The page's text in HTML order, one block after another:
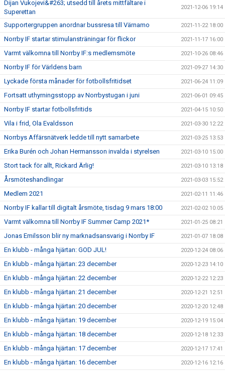
Dijan Vukojevi&#263; utsedd till årets mittfältare i
Superettan
2021-12-06 19:14
Supportergruppen anordnar bussresa till Värnamo 2021-11-22 18:00
Norrby IF startar stimulansträningar för flickor 2021-11-17 16:00
Varmt välkomna till Norrby IF:s medlemsmöte 2021-10-26 08:46
Norrby IF för Världens barn 2021-09-27 14:30
Lyckade första månader för fotbollsfritidset 2021-06-24 11:09
Fortsatt uthyrningsstopp av Norrbystugan i juni 2021-06-01 09:45
Norrby IF startar fotbollsfritids 2021-04-15 10:50
Vila i frid, Ola Evaldsson 2021-03-30 12:22
Norrbys Affärsnätverk ledde till nytt samarbete 2021-03-25 13:53
Erika Burén och Johan Hermansson invalda i styrelsen 2021-03-10 15:00
Stort tack för allt, Rickard Ärlig! 2021-03-10 13:18
Årsmöteshandlingar 2021-03-03 15:52
Medlem 2021 2021-02-11 11:46
Norrby IF kallar till digitalt årsmöte, tisdag 9 mars 18:00 2021-02-02 10:05
Varmt välkomna till Norrby IF Summer Camp 2021* 2021-01-25 08:21
Jonas Emilsson blir ny marknadsansvarig i Norrby IF 2021-01-07 18:08
En klubb - många hjärtan: GOD JUL! 2020-12-24 08:06
En klubb - många hjärtan: 23 december 2020-12-23 14:10
En klubb - många hjärtan: 22 december 2020-12-22 12:23
En klubb - många hjärtan: 21 december 2020-12-21 12:51
En klubb - många hjärtan: 20 december 2020-12-20 12:48
En klubb - många hjärtan: 19 december 2020-12-19 15:04
En klubb - många hjärtan: 18 december 2020-12-18 12:33
En klubb - många hjärtan: 17 december 2020-12-17 17:41
En klubb - många hjärtan: 16 december 2020-12-16 12:16